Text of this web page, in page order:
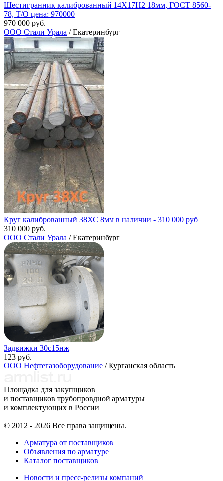
Шестигранник калиброванный 14Х17Н2 18мм, ГОСТ 8560-
78, Т/О цена: 970000
970 000 руб.
ООО Стали Урала / Екатеринбург
Круг калиброванный 38ХС 8мм в наличии - 310 000 руб
310 000 руб.
ООО Стали Урала / Екатеринбург
Задвижки 30с15нж
123 руб.
ООО Нефтегазоборудование / Курганская область
Площадка для закупщиков
и поставщиков трубопровдной арматуры
и комплектующих в России
© 2012 - 2026 Все права защищены.
Арматура от поставщиков
Объявления по арматуре
Каталог поставщиков
Новости и пресс-релизы компаний